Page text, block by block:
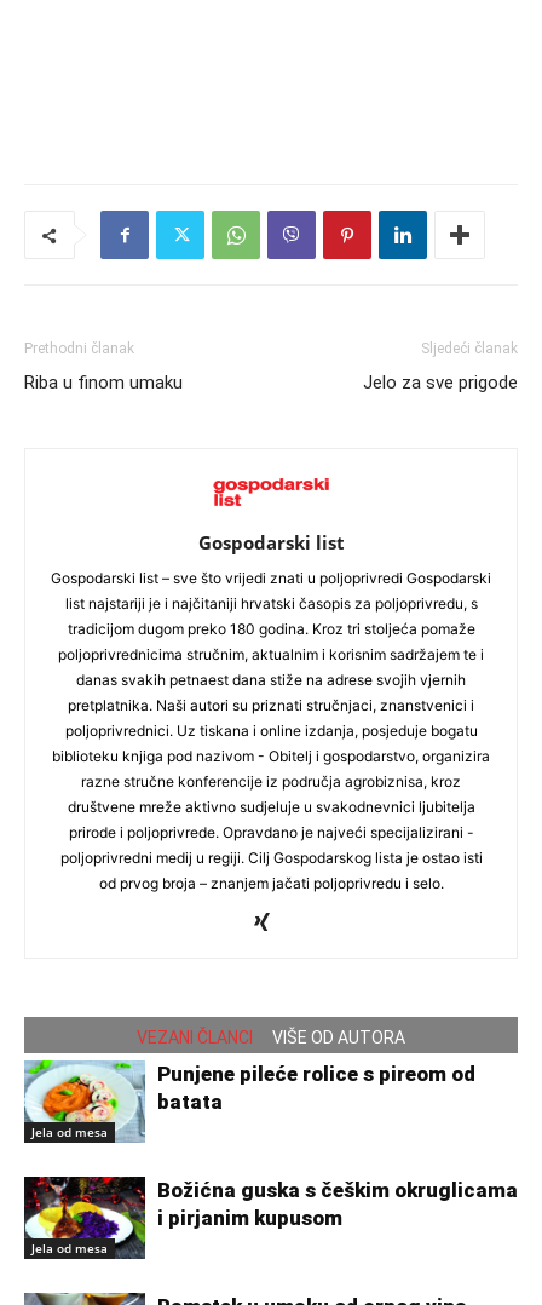
Prethodni članak
Riba u finom umaku
Sljedeći članak
Jelo za sve prigode
Gospodarski list
Gospodarski list – sve što vrijedi znati u poljoprivredi Gospodarski
list najstariji je i najčitaniji hrvatski časopis za poljoprivredu, s
tradicijom dugom preko 180 godina. Kroz tri stoljeća pomaže
poljoprivrednicima stručnim, aktualnim i korisnim sadržajem te i
danas svakih petnaest dana stiže na adrese svojih vjernih
pretplatnika. Naši autori su priznati stručnjaci, znanstvenici i
poljoprivrednici. Uz tiskana i online izdanja, posjeduje bogatu
biblioteku knjiga pod nazivom - Obitelj i gospodarstvo, organizira
razne stručne konferencije iz područja agrobiznisa, kroz
društvene mreže aktivno sudjeluje u svakodnevnici ljubitelja
prirode i poljoprivrede. Opravdano je najveći specijalizirani -
poljoprivredni medij u regiji. Cilj Gospodarskog lista je ostao isti
od prvog broja – znanjem jačati poljoprivredu i selo.
VEZANI ČLANCI VIŠE OD AUTORA
Jela od mesa
Punjene pileće rolice s pireom od
batata
Jela od mesa
Božićna guska s češkim okruglicama
i pirjanim kupusom